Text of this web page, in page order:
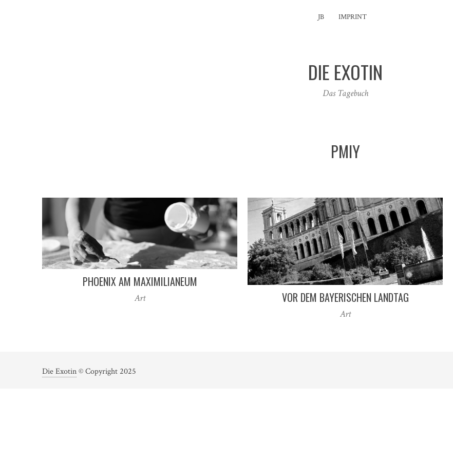
JB IMPRINT
DIE EXOTIN
Das Tagebuch
PMIY
PHOENIX AM MAXIMILIANEUM
Art VOR DEM BAYERISCHEN LANDTAG
Art
Die Exotin© Copyright 2025